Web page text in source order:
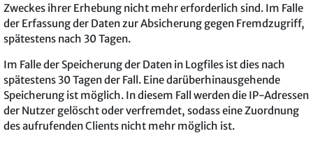
Zweckes ihrer Erhebung nicht mehr erforderlich sind. Im Falle
der Erfassung der Daten zur Absicherung gegen Fremdzugriff,
spätestens nach 30 Tagen.
Im Falle der Speicherung der Daten in Logfiles ist dies nach
spätestens 30 Tagen der Fall. Eine darüberhinausgehende
Speicherung ist möglich. In diesem Fall werden die IP-Adressen
der Nutzer gelöscht oder verfremdet, sodass eine Zuordnung
des aufrufenden Clients nicht mehr möglich ist.